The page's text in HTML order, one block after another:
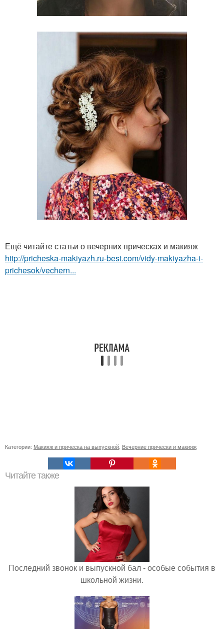
Ещё читайте статьи о вечерних прическах и макияж
http://pricheska-makiyazh.ru-best.com/vidy-makiyazha-i-
prichesok/vechern...
Категории: Макияж и прическа на выпускной, Вечерние прически и макияж
Читайте также
Последний звонок и выпускной бал - особые события в
школьной жизни.